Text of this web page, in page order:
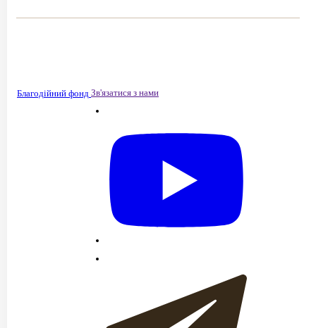
Благодійний фонд Зв'язатися з нами